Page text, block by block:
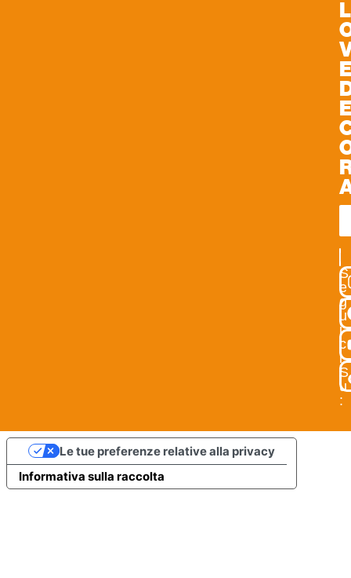
L
S
e
g
u
i
c
i
S
u
:
Informativa sulla raccolta
Le tue preferenze relative alla privacy